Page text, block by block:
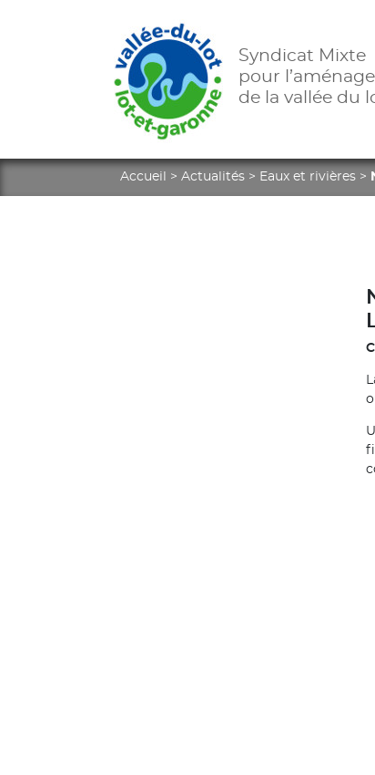
Syndicat Mixte
pour
de la vallée du
Accueil > Actualités > Eaux et rivières >